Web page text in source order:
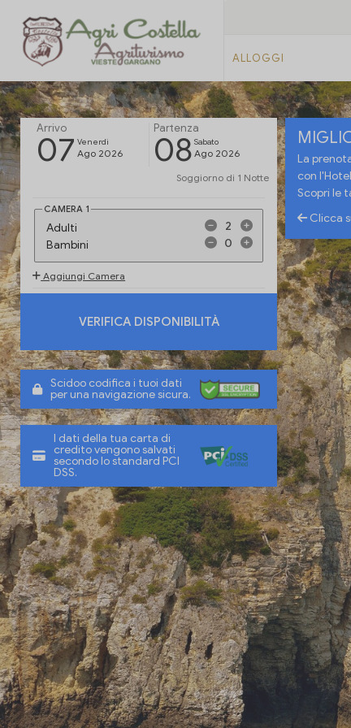
ALLOGGI
Arrivo
07 Venerdi
Ago 2026
Partenza
08 Sabato
Ago 2026
Soggiorno di 1 Notte
CAMERA 1
Adulti
Bambini
Aggiungi Camera
VERIFICA DISPONIBILITÀ
Scidoo codifica i tuoi dati
per una navigazione sicura.
I dati della tua carta di
credito vengono salvati
secondo lo standard PCI
DSS.
La
con
Scopri le
Clicca